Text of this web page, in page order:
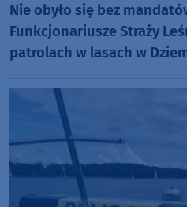
Nie obyło się bez
Funkcjonariusze Straży
patrolach w lasach w